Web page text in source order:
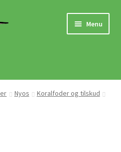
Menu
Nyos
Koralfoder og tilskud